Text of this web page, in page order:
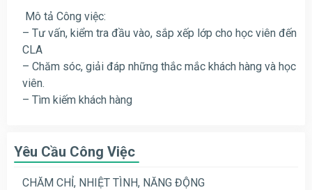
Mô tả Công việc:
– Tư vấn, kiểm tra đầu vào, sắp xếp lớp cho học viên đến
CLA
– Chăm sóc, giải đáp những thắc mắc khách hàng và học
viên.
– Tìm kiếm khách hàng
Yêu Cầu Công Việc
CHĂM CHỈ, NHIỆT TÌNH, NĂNG ĐỘNG